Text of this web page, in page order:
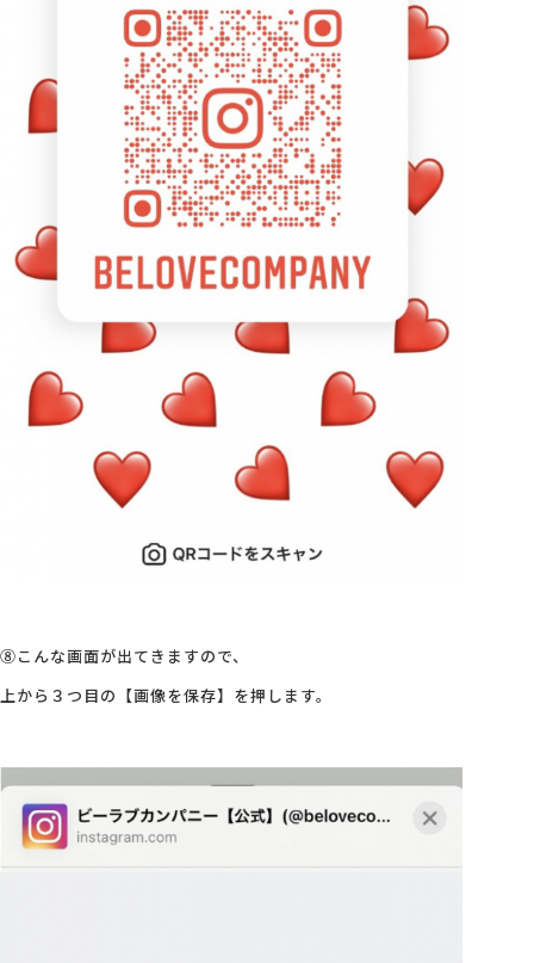
⑧こんな画面が出てきますので、
上から３つ目の【画像を保存】を押します。